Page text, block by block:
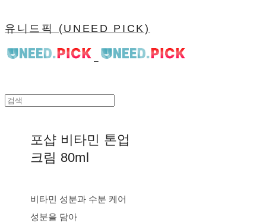
유니드픽 (UNEED PICK)
포샵 비타민 톤업
크림 80ml
비타민 성분과 수분 케어
성분을 담아